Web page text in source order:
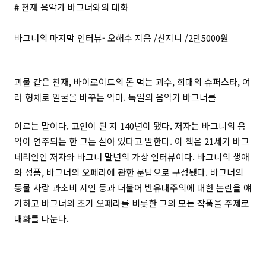
# 천재 음악가 바그너와의 대화
바그너의 마지막 인터뷰- 오해수 지음 /산지니 /2만5000원
괴물 같은 천재, 바이로이트의 돈 먹는 괴수, 희대의 슈퍼스타, 여
러 형체로 얼굴을 바꾸는 악마. 독일의 음악가 바그너를
이르는 말이다. 고인이 된 지 140년이 됐다. 저자는 바그너의 음
악이 연주되는 한 그는 살아 있다고 말한다. 이 책은 21세기 바그
네리안인 저자와 바그너 말년의 가상 인터뷰이다. 바그너의 생애
와 성품, 바그너의 오페라에 관한 문답으로 구성됐다. 바그너의
동물 사랑 과소비 지인 등과 더불어 반유대주의에 대한 논란을 얘
기하고 바그너의 초기 오페라를 비롯한 그의 모든 작품을 주제로
대화를 나눈다.